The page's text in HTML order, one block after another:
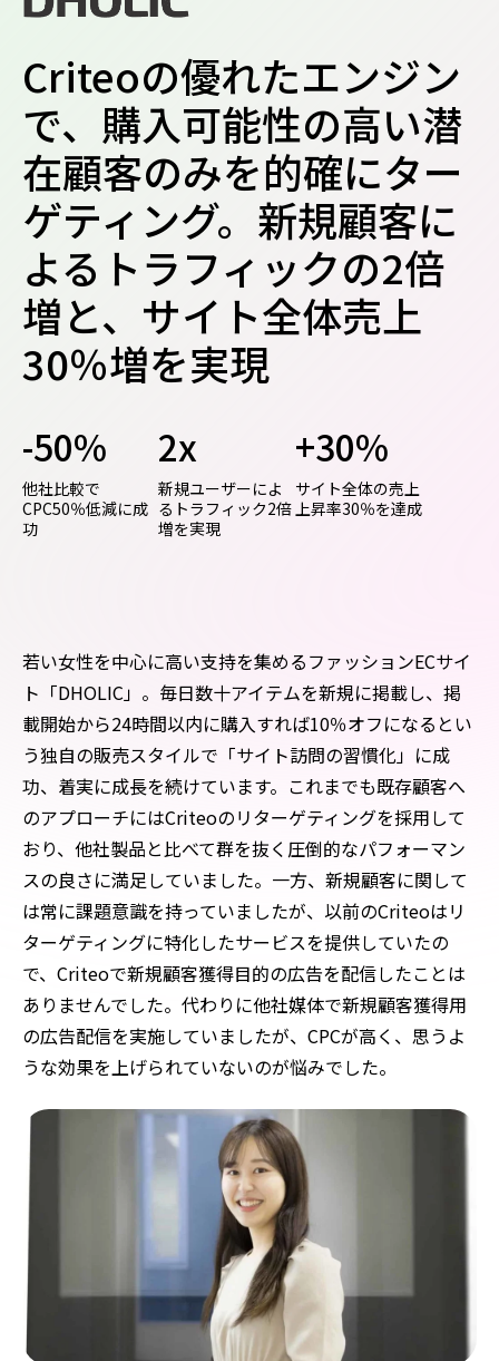
Criteoの優れたエンジン
で、購入可能性の高い潜
在顧客のみを的確にター
ゲティング。新規顧客に
よるトラフィックの2倍
増と、サイト全体売上
30％増を実現
-50%
他社比較で
CPC50％低減に成
功
2x
新規ユーザーによ
るトラフィック2倍
増を実現
+30%
サイト全体の売上
上昇率30％を達成
若い女性を中心に高い支持を集めるファッションECサイ
ト「DHOLIC」。毎日数十アイテムを新規に掲載し、掲
載開始から24時間以内に購入すれば10％オフになるとい
う独自の販売スタイルで「サイト訪問の習慣化」に成
功、着実に成長を続けています。これまでも既存顧客へ
のアプローチにはCriteoのリターゲティングを採用して
おり、他社製品と比べて群を抜く圧倒的なパフォーマン
スの良さに満足していました。一方、新規顧客に関して
は常に課題意識を持っていましたが、以前のCriteoはリ
ターゲティングに特化したサービスを提供していたの
で、Criteoで新規顧客獲得目的の広告を配信したことは
ありませんでした。代わりに他社媒体で新規顧客獲得用
の広告配信を実施していましたが、CPCが高く、思うよ
うな効果を上げられていないのが悩みでした。